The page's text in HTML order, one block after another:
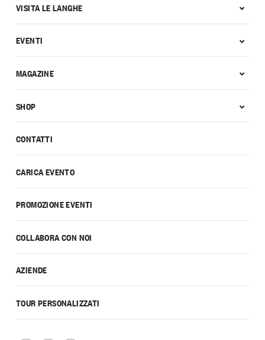
CONTATTI
CARICA EVENTO
PROMOZIONE EVENTI
COLLABORA CON NOI
AZIENDE
TOUR PERSONALIZZATI
VISITA LE LANGHE
EVENTI
MAGAZINE
SHOP